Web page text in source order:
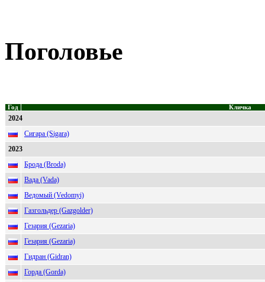
Поголовье
Год Кличка
2024
Сигара (Sigara)
2023
Брода (Broda)
Вада (Vada)
Ведомый (Vedomyi)
Газгольдер (Gazgolder)
Гезария (Gezaria)
Гезария (Gezaria)
Гидран (Gidran)
Горда (Gorda)